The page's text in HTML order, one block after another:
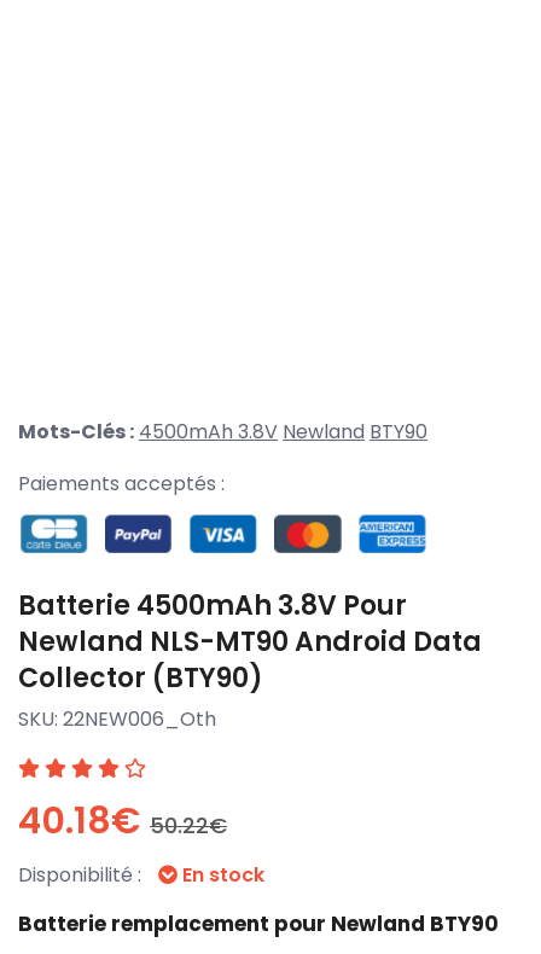
Mots-Clés : 4500mAh 3.8V Newland BTY90
Paiements acceptés :
Batterie 4500mAh 3.8V Pour
Newland NLS-MT90 Android Data
Collector (BTY90)
SKU: 22NEW006_Oth
40.18€ 50.22€
Disponibilité : En stock
Batterie remplacement pour Newland BTY90